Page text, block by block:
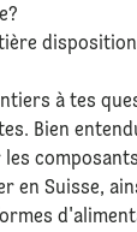
à tes
Bien
en Suisse,